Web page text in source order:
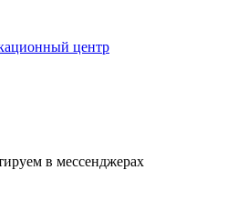
центр
в мессенджерах